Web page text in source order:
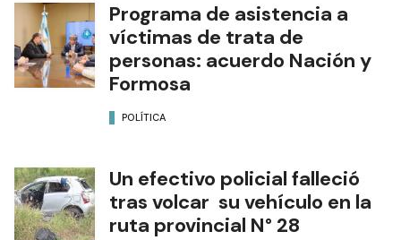
Programa de asistencia a
víctimas de trata de
personas: acuerdo Nación y
Formosa
POLÍTICA
Un efectivo policial falleció
tras volcar su vehículo en la
ruta provincial N° 28